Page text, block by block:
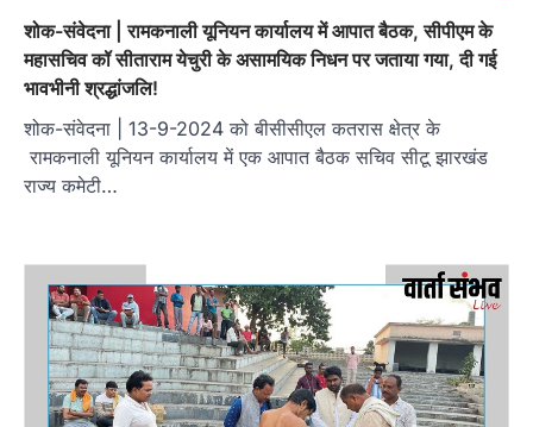
शोक-संवेदना | रामकनाली यूनियन कार्यालय में आपात बैठक, सीपीएम के
महासचिव कॉ सीताराम येचुरी के असामयिक निधन पर जताया गया, दी गई
भावभीनी श्रद्धांजलि!
शोक-संवेदना | 13-9-2024 को बीसीसीएल कतरास क्षेत्र के
रामकनाली यूनियन कार्यालय में एक आपात बैठक सचिव सीटू झारखंड
राज्य कमेटी…